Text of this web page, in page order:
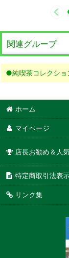
関連グループ
●純喫茶コレクショ
ホーム
マイページ
店長お勧め＆人
特定商取引法表
リンク集